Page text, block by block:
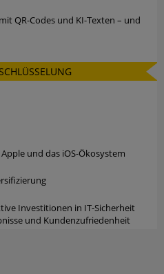
QR-Codes und KI-Texten – und
und das iOS-Ökosystem
Investitionen in IT-Sicherheit
und Kundenzufriedenheit